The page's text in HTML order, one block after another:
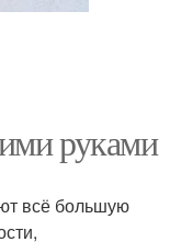
руками
всё большую